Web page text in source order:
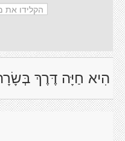
הִיא חַיָּה דֶּרֶךְ